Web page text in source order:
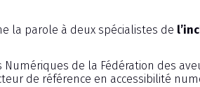
la parole à deux spécialistes de
de la Fédération des
de référence en accessibilité